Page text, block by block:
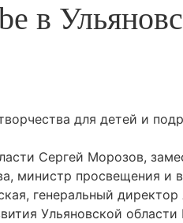
в
для детей и
Сергей Морозов,
министр просвещения и
генеральный директор
Ульяновской